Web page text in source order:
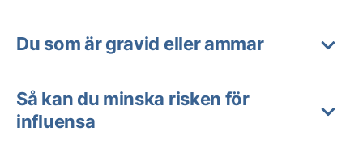
Du som är gravid eller ammar
Så kan du minska risken för
influensa